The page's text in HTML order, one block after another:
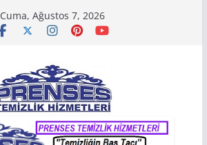
Cuma, Ağustos 7, 2026